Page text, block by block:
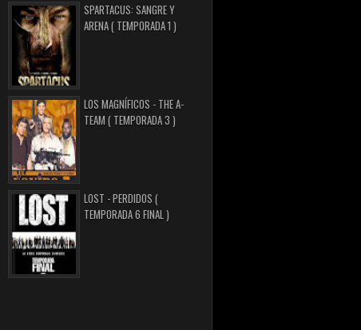
SPARTACUS: SANGRE Y
ARENA ( TEMPORADA 1 )
LOS MAGNÍFICOS - THE A-
TEAM ( TEMPORADA 3 )
LOST - PERDIDOS (
TEMPORADA 6 FINAL )